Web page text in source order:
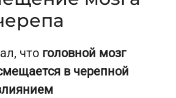
что головной мозг
в черепной